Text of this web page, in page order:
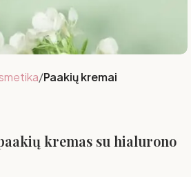
Paakių kremai
kremas su hialurono